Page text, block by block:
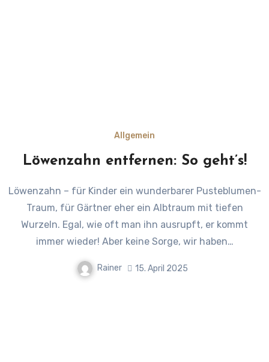
Allgemein
Löwenzahn entfernen: So geht’s!
Löwenzahn – für Kinder ein wunderbarer Pusteblumen-
Traum, für Gärtner eher ein Albtraum mit tiefen
Wurzeln. Egal, wie oft man ihn ausrupft, er kommt
immer wieder! Aber keine Sorge, wir haben…
Rainer 15. April 2025